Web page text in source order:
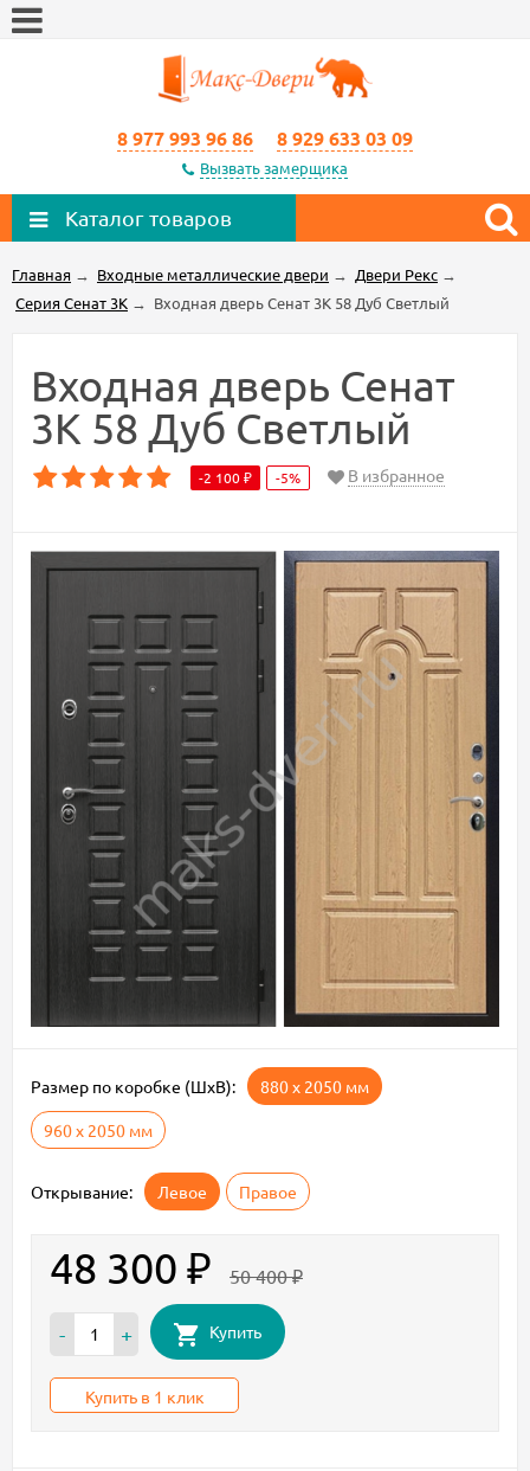
8 977 993 96 86 8 929 633 03 09
Вызвать замерщика
Каталог товаров
Главная → Входные металлические двери → Двери Рекс →
Серия Сенат 3К → Входная дверь Сенат 3К 58 Дуб Светлый
Входная дверь Сенат
3К 58 Дуб Светлый
-2 100 ₽ -5% В избранное
Размер по коробке (ШxВ): 880 х 2050 мм
960 х 2050 мм
Открывание: Левое Правое
48 300 ₽ 50 400₽
- + Купить
Купить в 1 клик